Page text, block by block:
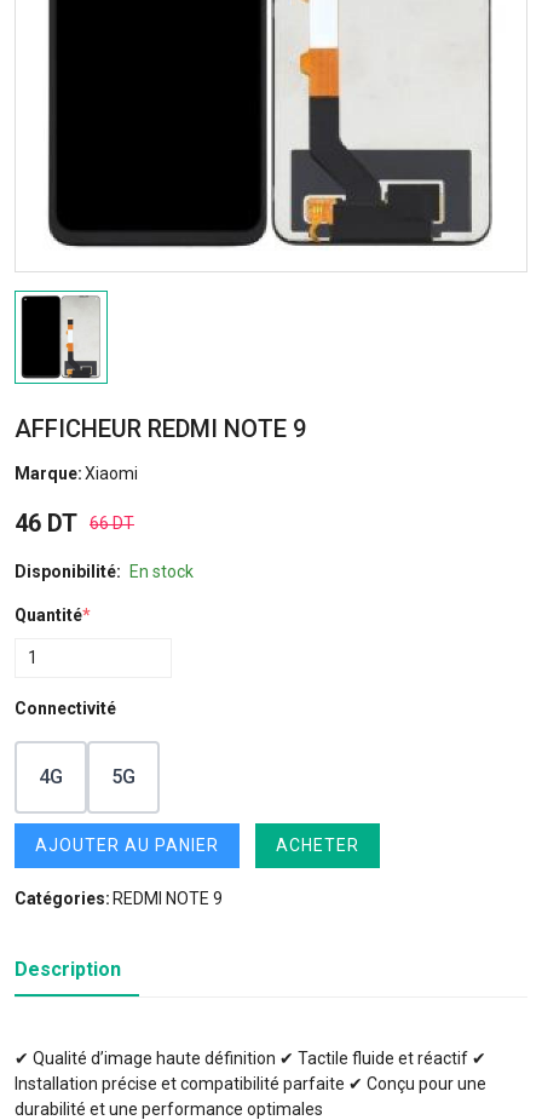
AFFICHEUR REDMI NOTE 9
Marque:Xiaomi
46 DT 66 DT
Disponibilité: En stock
Quantité*
Connectivité
4G 5G
AJOUTER AU PANIER ACHETER
Catégories: REDMI NOTE 9
Description
✔ Qualité d’image haute définition ✔ Tactile fluide et réactif ✔
Installation précise et compatibilité parfaite ✔ Conçu pour une
durabilité et une performance optimales